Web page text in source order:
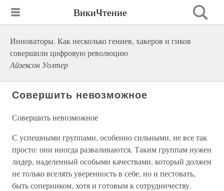
ВикиЧтение
Инноваторы. Как несколько гениев, хакеров и гиков
совершили цифровую революцию
Айзексон Уолтер
Совершить невозможное
Совершить невозможное
С успешными группами, особенно сильными, не все так
просто: они иногда разваливаются. Таким группам нужен
лидер, наделенный особыми качествами, который должен
не только вселять уверенность в себе, но и пестовать,
быть соперником, хотя и готовым к сотрудничеству.